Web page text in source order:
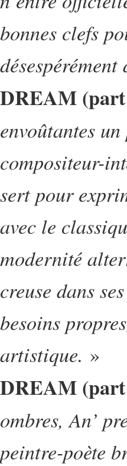
bonnes clefs
DREAM
envoûtantes
compositeur-
sert pour
avec le
modernité
creuse dans
besoins
artistique. »
DREAM
ombres, An’
peintre-poète